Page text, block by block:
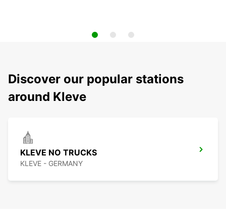
Discover our popular stations
around Kleve
KLEVE NO TRUCKS
KLEVE - GERMANY